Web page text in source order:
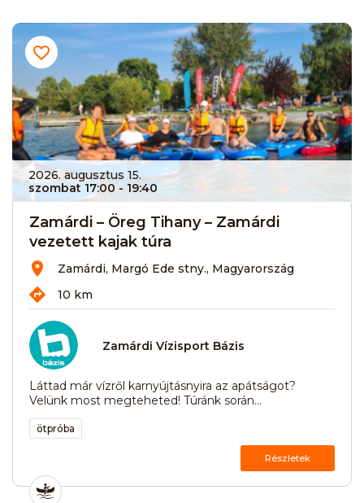
2026. augusztus 15.
szombat 17:00 - 19:40
Zamárdi – Öreg Tihany – Zamárdi
vezetett kajak túra
Zamárdi, Margó Ede stny., Magyarország
10 km
Zamárdi Vízisport Bázis
Láttad már vízről karnyújtásnyira az apátságot?
Velünk most megteheted! Túránk során...
ötpróba
Részletek